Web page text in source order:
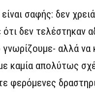
σαφής: δεν
ότι δεν τελέστηκαν
αλλά να
καμία απολύτως
φερόμενες